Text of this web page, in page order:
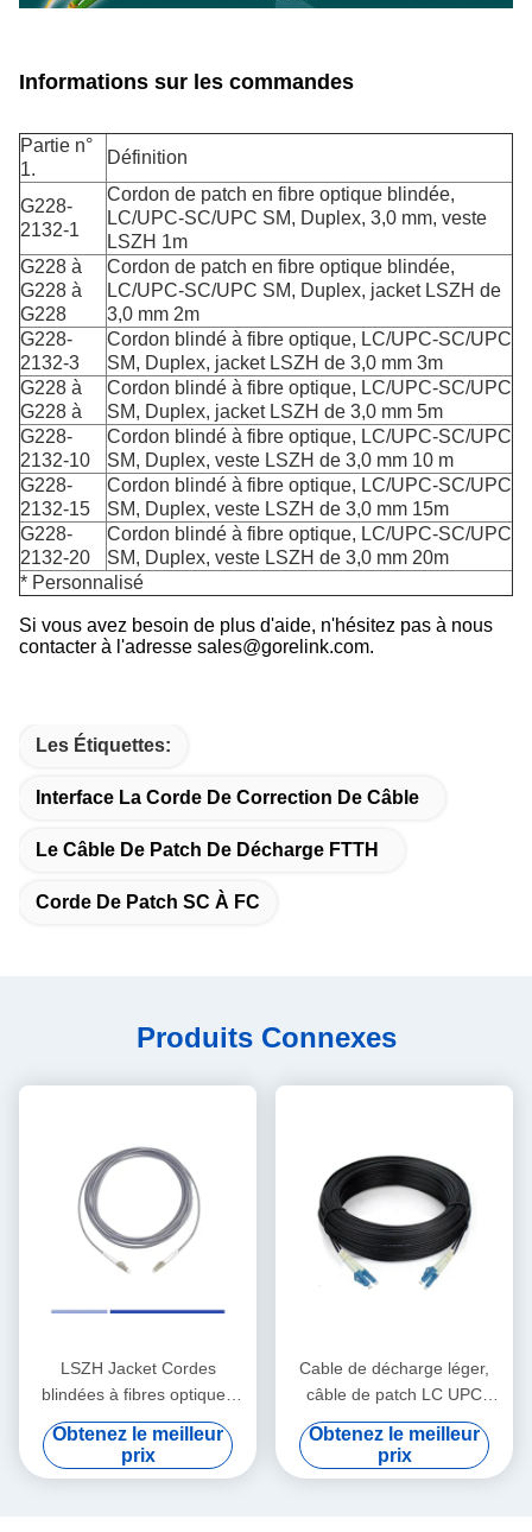
Informations sur les commandes
Partie n°
1.
Définition
G228-
2132-1
Cordon de patch en fibre optique blindée,
LC/UPC-SC/UPC SM, Duplex, 3,0 mm, veste
LSZH 1m
G228 à
G228 à
G228
Cordon de patch en fibre optique blindée,
LC/UPC-SC/UPC SM, Duplex, jacket LSZH de
3,0 mm 2m
G228-
2132-3
Cordon blindé à fibre optique, LC/UPC-SC/UPC
SM, Duplex, jacket LSZH de 3,0 mm 3m
G228 à
G228 à
Cordon blindé à fibre optique, LC/UPC-SC/UPC
SM, Duplex, jacket LSZH de 3,0 mm 5m
G228-
2132-10
Cordon blindé à fibre optique, LC/UPC-SC/UPC
SM, Duplex, veste LSZH de 3,0 mm 10 m
G228-
2132-15
Cordon blindé à fibre optique, LC/UPC-SC/UPC
SM, Duplex, veste LSZH de 3,0 mm 15m
G228-
2132-20
Cordon blindé à fibre optique, LC/UPC-SC/UPC
SM, Duplex, veste LSZH de 3,0 mm 20m
* Personnalisé
Si vous avez besoin de plus d'aide, n'hésitez pas à nous
contacter à l'adresse sales@gorelink.com.
Les Étiquettes:
Interface La Corde De Correction De Câble
Le Câble De Patch De Décharge FTTH
Corde De Patch SC À FC
Produits Connexes
LSZH Jacket Cordes
blindées à fibres optiques
LC-LC Multimode OM1
Cordes blindées à fibres
optiques
Obtenez le meilleur
prix
Cable de décharge léger,
câble de patch LC UPC
Duplex, mode unique
G657A1 LSZH 3m
Obtenez le meilleur
prix